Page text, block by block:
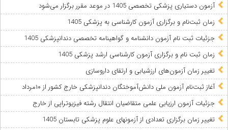
آزمون دستیاری پزشکی تخصصی 1405 در موعد مقرر برگزار می‌شود
زمان ثبت‌نام و برگزاری آزمون کارشناسی به پزشکی 1405
جزئیات ثبت نام آزمون دانشنامه و گواهینامه تخصصی دندانپزشکی 1405
زمان ثبت نام و برگزاری آزمون کارشناسی ارشد پزشکی 1405
تغییر زمان آزمون‌های ارزشیابی و ارتقای داروسازی
آغاز ثبت‌نام آزمون ملی دانش‌آموختگان دندانپزشکی خارج کشور از ۱۰مرداد
جزئیات آزمون ارزیابی علمی متقاضیان انتقال رشته فیزیوتراپی از خارج
تغییر زمان برگزاری تعدادی از آزمونهای علوم پزشکی تابستان 1405